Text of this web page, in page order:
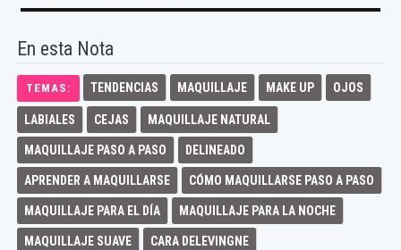
En esta Nota
TEMAS: TENDENCIAS MAQUILLAJE MAKE UP OJOS
LABIALES CEJAS MAQUILLAJE NATURAL
MAQUILLAJE PASO A PASO DELINEADO
APRENDER A MAQUILLARSE CÓMO MAQUILLARSE PASO A PASO
MAQUILLAJE PARA EL DÍA MAQUILLAJE PARA LA NOCHE
MAQUILLAJE SUAVE CARA DELEVINGNE